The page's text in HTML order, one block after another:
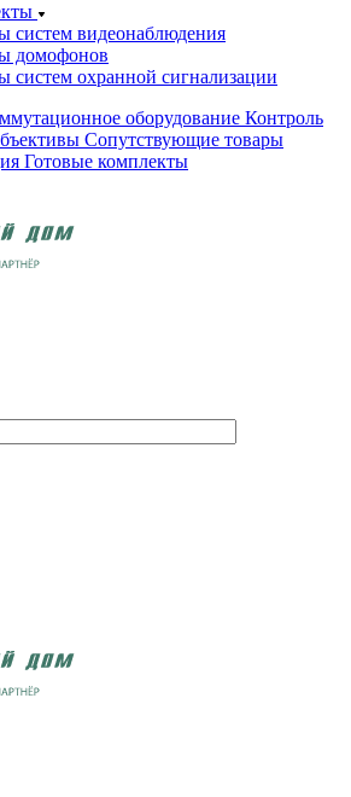
систем видеонаблюдения
домофонов
систем охранной сигнализации
оборудование Контроль
Сопутствующие товары
Готовые комплекты